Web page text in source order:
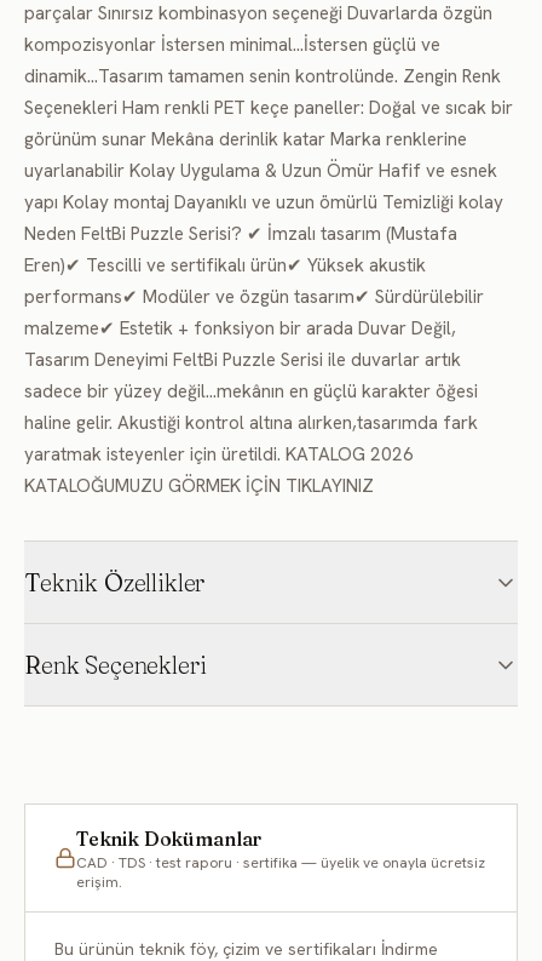
parçalar Sınırsız kombinasyon seçeneği Duvarlarda özgün
kompozisyonlar İstersen minimal…İstersen güçlü ve
dinamik…Tasarım tamamen senin kontrolünde. Zengin Renk
Seçenekleri Ham renkli PET keçe paneller: Doğal ve sıcak bir
görünüm sunar Mekâna derinlik katar Marka renklerine
uyarlanabilir Kolay Uygulama & Uzun Ömür Hafif ve esnek
yapı Kolay montaj Dayanıklı ve uzun ömürlü Temizliği kolay
Neden FeltBi Puzzle Serisi? ✔ İmzalı tasarım (Mustafa
Eren)✔ Tescilli ve sertifikalı ürün✔ Yüksek akustik
performans✔ Modüler ve özgün tasarım✔ Sürdürülebilir
malzeme✔ Estetik + fonksiyon bir arada Duvar Değil,
Tasarım Deneyimi FeltBi Puzzle Serisi ile duvarlar artık
sadece bir yüzey değil…mekânın en güçlü karakter öğesi
haline gelir. Akustiği kontrol altına alırken,tasarımda fark
yaratmak isteyenler için üretildi. KATALOG 2026
KATALOĞUMUZU GÖRMEK İÇİN TIKLAYINIZ
Teknik Özellikler
Değerler tipik/temsilidir; nihai teknik değerler için Teknik Föy'ü (TDS)
Renk Seçenekleri
Teknik Dokümanlar
CAD · TDS · test raporu · sertifika — üyelik ve onayla ücretsiz
erişim.
Bu ürünün teknik föy, çizim ve sertifikaları İndirme